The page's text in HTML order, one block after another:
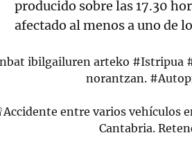
producido sobre las 17.30
afectado al menos a uno de
ibilgailuren arteko #Istripua
norantzan.
entre varios vehículos
Cantabria.